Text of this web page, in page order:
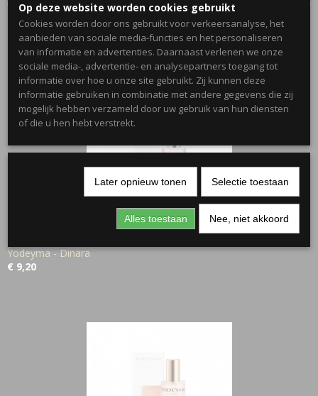
Productcode
538-481
Ook interessant
Yodeyma - Dinara
€ 9,20
Op deze website worden cookies gebruikt
Cookies worden door ons gebruikt voor verkeersanalyse, het
aanbieden van sociale media-functies en het personaliseren
van informatie en advertenties. Daarnaast verlenen we onze
sociale media-, advertentie- en analysepartners toegang tot
informatie over hoe u onze site gebruikt. Zij kunnen deze
informatie gebruiken in combinatie met andere gegevens die zij
mogelijk hebben verzameld door uw gebruik van hun diensten
of die u hen hebt verstrekt.
Later opnieuw tonen Selectie toestaan
Alles toestaan Nee, niet akkoord